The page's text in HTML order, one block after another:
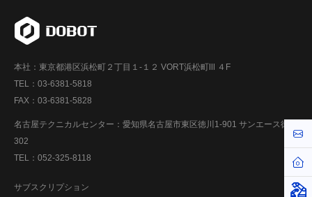
本社：東京都港区浜松町２丁目１-１２ VORT浜松町Ⅲ ４F
TEL：03-6381-5818
FAX：03-6381-5828
名古屋テクニカルセンター：愛知県名古屋市東区徳川1-901 サンエース徳川
302
TEL：052-325-8118
サブスクリプション
お
ホ
仮